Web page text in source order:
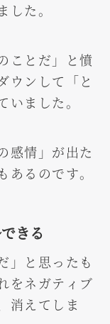
た。
ことだ」と憤
ウンして「と
ました。
感情」が出た
るのです。
きる
」と思ったも
をネガティブ
消えてしま